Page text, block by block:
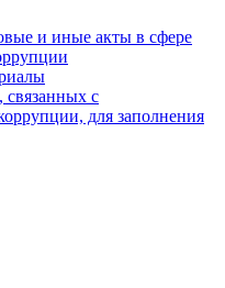
и иные акты в сфере
с
для заполнения